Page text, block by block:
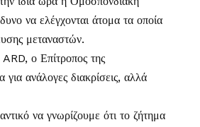
να ελέγχονται άτομα τα οποία
μεταναστών.
ο Επίτροπος της
ανάλογες διακρίσεις, αλλά
να γνωρίζουμε ότι το ζήτημα